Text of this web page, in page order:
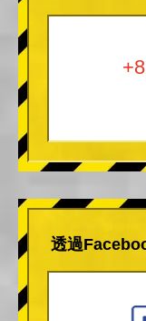
透過